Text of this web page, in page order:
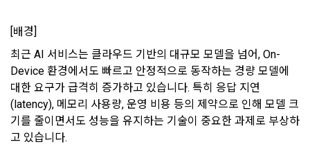
제 2 조 (용어의 정의)
이 약관에서 사용하는 용어의 정의는 아래와 같다.
1."사이트"라 함은 "회사"가 서비스를 "회원"에게 제공하기 위하
여 컴퓨터 등 정보 통신 설비를 이용하여 설정한 가상의 영업장
또는 "회사"가 운영하는 아래 웹사이트를 말한다.
가. ***.dacon.io
1. 개인정보처리방침의 의의
데이콘이 어떤 정보를 수집하고, 수집한 정보를 어떻게 사용하
며, 필요에 따라 누구와 이를 공유(‘위탁 또는 제공’)하며, 이용목
적을 달성한 정보를 언제, 어떻게 파기 하는지 등 ‘개인정보의 한
살이’와 관련한 정보를 투명하게 제공합니다.
- 마케팅 수신 동의는 거부하실 수 있으며 동의 이후에라도 고객
의 의사에 따라 동의를 철회할 수 있습니다.
동의를 거부 하시더라도 DACON에서 제공하는 서비스의 이용
에 제한이 되지 않습니다.
단, 할인, 이벤트 및 이용자 맞춤형 상품 추천 등의 마케팅 정보
안내 서비스가 제한됩니다.
[배경]
최근 AI 서비스는 클라우드 기반의 대규모 모델을 넘어, On-
Device 환경에서도 빠르고 안정적으로 동작하는 경량 모델에
대한 요구가 급격히 증가하고 있습니다. 특히 응답 지연
(latency), 메모리 사용량, 운영 비용 등의 제약으로 인해 모델 크
기를 줄이면서도 성능을 유지하는 기술이 중요한 과제로 부상하
고 있습니다.